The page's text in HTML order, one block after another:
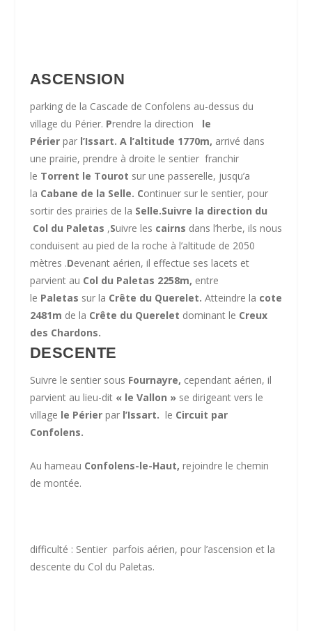
ASCENSION
parking de la Cascade de Confolens au-dessus du
village du Périer. Prendre la direction
le
Périer par l’Issart. A l’altitude 1770m, arrivé dans
une prairie, prendre à droite le sentier franchir
le Torrent le Tourot sur une passerelle, jusqu’a
la Cabane de la Selle. Continuer sur le sentier, pour
sortir des prairies de la Selle.Suivre la direction du
Col du Paletas ,Suivre les cairns dans l’herbe, ils nous
conduisent au pied de la roche à l’altitude de 2050
mètres .Devenant aérien, il effectue ses lacets et
parvient au Col du Paletas 2258m, entre
le Paletas sur la Crête du Querelet. Atteindre la cote
2481m de la Crête du Querelet dominant le Creux
des Chardons.
DESCENTE
Suivre le sentier sous Fournayre, cependant aérien, il
parvient au lieu-dit « le Vallon »se dirigeant vers le
village le Périer par l’Issart. le Circuit par
Confolens.
Au hameau Confolens-le-Haut, rejoindre le chemin
de montée.
difficulté : Sentier parfois aérien, pour l’ascension et la
descente du Col du Paletas.